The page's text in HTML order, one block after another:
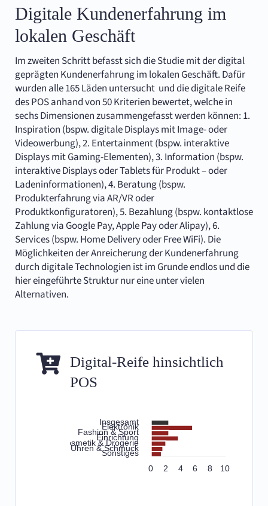
Digitale Kundenerfahrung im
lokalen Geschäft
Im zweiten Schritt befasst sich die Studie mit der digital
geprägten Kundenerfahrung im lokalen Geschäft. Dafür
wurden alle 165 Läden untersucht und die digitale Reife
des POS anhand von 50 Kriterien bewertet, welche in
sechs Dimensionen zusammengefasst werden können: 1.
Inspiration (bspw. digitale Displays mit Image- oder
Videowerbung), 2. Entertainment (bspw. interaktive
Displays mit Gaming-Elementen), 3. Information (bspw.
interaktive Displays oder Tablets für Produkt – oder
Ladeninformationen), 4. Beratung (bspw.
Produkterfahrung via AR/VR oder
Produktkonfiguratoren), 5. Bezahlung (bspw. kontaktlose
Zahlung via Google Pay, Apple Pay oder Alipay), 6.
Services (bspw. Home Delivery oder Free WiFi). Die
Möglichkeiten der Anreicherung der Kundenerfahrung
durch digitale Technologien ist im Grunde endlos und die
hier eingeführte Struktur nur eine unter vielen
Alternativen.
Digital-Reife hinsichtlich
POS